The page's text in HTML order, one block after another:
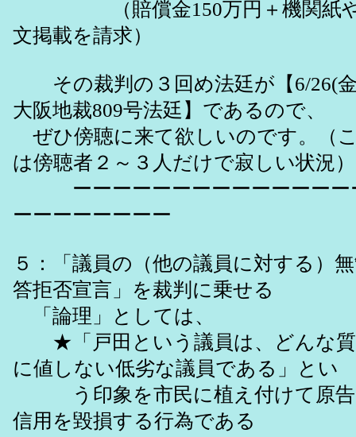
（賠償金150万円＋機関紙や
文掲載を請求）
その裁判の３回め法廷が【6/26(
大阪地裁809号法廷】であるので、
ぜひ傍聴に来て欲しいのです。（
は傍聴者２～３人だけで寂しい状況）
ーーーーーーーーーーーーーー
ーーーーーーーー
５：「議員の（他の議員に対する）
答拒否宣言」を裁判に乗せる
「論理」としては、
★「戸田という議員は、どんな質
に値しない低劣な議員である」とい
う印象を市民に植え付けて原告
信用を毀損する行為である